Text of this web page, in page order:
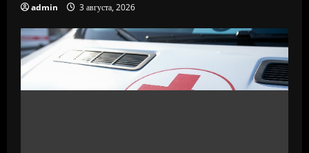
admin 3 августа, 2026